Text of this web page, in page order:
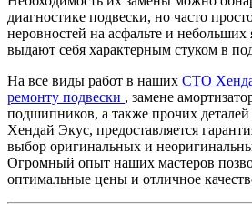
диагностике подвески, но часто
неровностей на асфальте и небольших
выдают себя характерным стуком в
На все виды работ в наших СТО
ремонту подвески , замене
подшипников, а также прочих деталей
Хендай Экус, предоставляется
выбор оригинальных и
Огромный опыт наших мастеров
оптимальные цены и отличное